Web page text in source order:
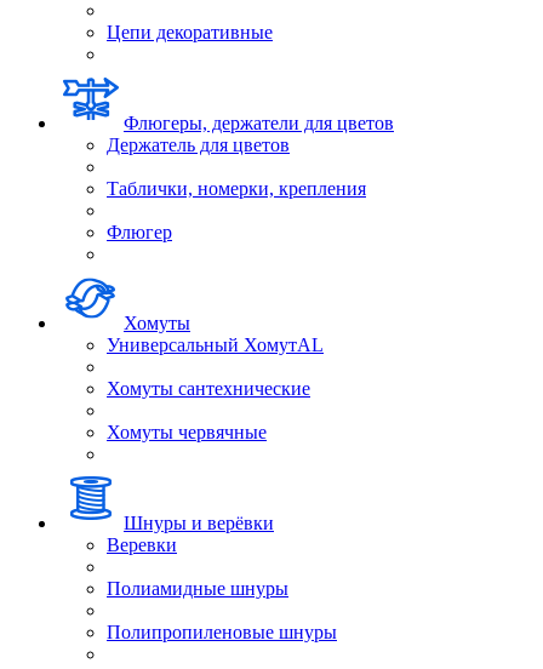
Цепи декоративные
Флюгеры, держатели для цветов
Держатель для цветов
Таблички, номерки, крепления
Флюгер
Хомуты
Универсальный ХомутAL
Хомуты сантехнические
Хомуты червячные
Шнуры и верёвки
Веревки
Полиамидные шнуры
Полипропиленовые шнуры